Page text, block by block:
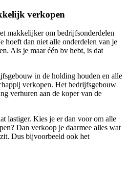
verkopen
makkelijker om bedrijfsonderdelen
hoeft dan niet alle onderdelen van je
Als je maar één bv hebt, is dat
in de holding houden en alle
verkopen. Het bedrijfsgebouw
verhuren aan de koper van de
lastiger. Kies je er dan voor om alle
Dan verkoop je daarmee alles wat
Dus bijvoorbeeld ook het